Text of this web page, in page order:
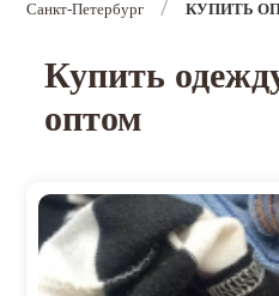
Санкт-Петербург / КУПИТЬ
Купить
оптом